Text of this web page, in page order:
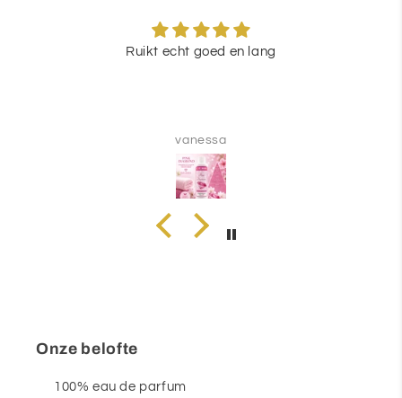
Ruikt echt goed en lang
vanessa
Onze belofte
100% eau de parfum